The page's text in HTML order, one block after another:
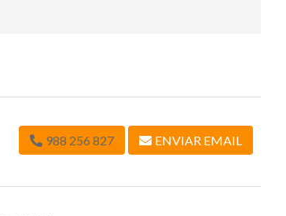
988 256 827 ENVIAR EMAIL